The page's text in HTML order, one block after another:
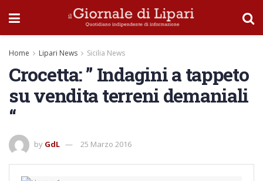
Home Lipari News Sicilia News
Crocetta: ” Indagini a tappeto
su vendita terreni demaniali
“
by GdL 25 Marzo 2016